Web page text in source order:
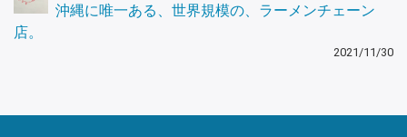
沖縄に唯一ある、世界規模の、ラーメンチェーン
店。
2021/11/30